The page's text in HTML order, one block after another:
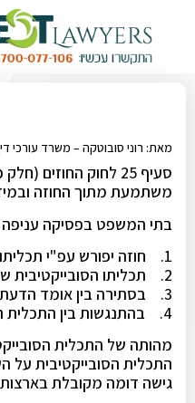
מאת: רוני סובוטקה – משרד עורכי דין
משתמעת מתוך החוזה
בתי המשפט בפסיקה עניפה
1. חוזה יפורש עפ"י תכליתו, ראשית תכליתו הסובייקטיבית ובהיעדרה עפ"י תכליתו האובייקטיבית.
2. תכליתו הסובייקטיבית של החוזה תיבחן עפ"י לשון המסמך ונסיבות עריכתו, בו זמנית.
3. בסתירה בין אומד הדעת המשתמע מתוך החוזה לבין אומד הדעת הנלמד מתוך הנסיבות – יד הראשון על העליונה.
4. בהתנגשות בין התכלית הסובייקטיבית לתכלית האובייקטיבית התכלית הסובייקטיבית תגבר.
מהותה של התכלית
התכלית הסובייקטיבית
גישה דומה מקובלת